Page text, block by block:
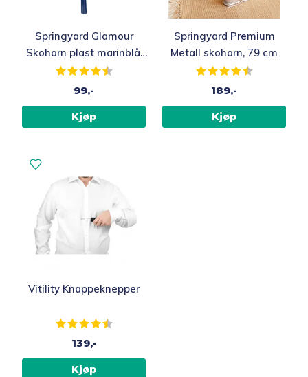
Springyard Glamour
Skohorn plast marinblå,
79 cm
Karakter:
99,-
Kjøp
Springyard Premium
Metall skohorn, 79 cm
Karakter:
189,-
Kjøp
Vitility Knappeknepper
Karakter:
139,-
Kjøp